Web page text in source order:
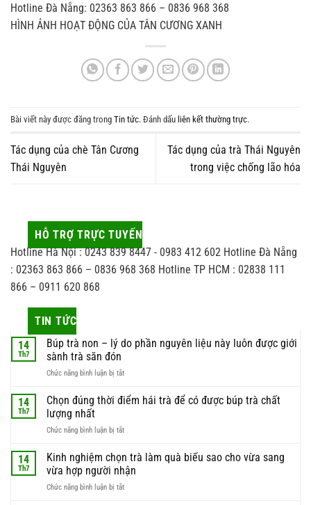
Hotline Đà Nẵng: 02363 863 866 – 0836 968 368
HÌNH ẢNH HOẠT ĐỘNG CỦA TÂN CƯƠNG XANH
Bài viết này được đăng trong Tin tức. Đánh dấu liên kết thường trực.
Tác dụng của chè Tân Cương
Thái Nguyên
Tác dụng của trà Thái Nguyên
trong việc chống lão hóa
HỖ TRỢ TRỰC TUYẾN
Hotline Hà Nội : 0243 839 8447 - 0983 412 602 Hotline Đà Nẵng
: 02363 863 866 – 0836 968 368 Hotline TP HCM : 02838 111
866 – 0911 620 868
TIN TỨC
14
Th7
Búp trà non – lý do phần nguyên liệu này luôn được giới
sành trà săn đón
Chức năng bình luận bị tắtở
trà
lý
phần
nguyên
liệu
này
14
Th7
Chọn đúng thời điểm hái trà để có được búp trà chất
lượng nhất
Chức năng bình luận bị tắtở
đúng
thời
điểm
hái
14
Th7
Kinh nghiệm chọn trà làm quà biếu sao cho vừa sang
vừa hợp người nhận
Chức năng bình luận bị tắtở